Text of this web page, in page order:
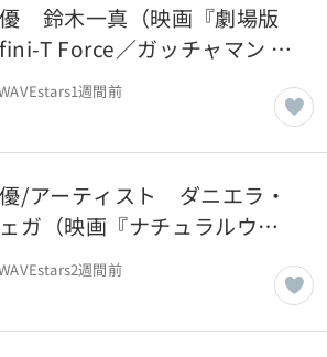
鈴木一真（映画『劇場版
T Force／ガッチャマン さ
友よ』）【OKWAVE アーカ
1週間前
/アーティスト ダニエラ・
ガ（映画『ナチュラルウー
』）【OKWAVE アーカイブ
2週間前